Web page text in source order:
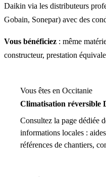
Daikin via les distributeurs
Gobain, Sonepar) avec des
Vous bénéficiez : même
constructeur, prestation
Vous êtes en Occitanie
Climatisation réversible
Consultez la page dédiée
informations locales :
références de chantiers,